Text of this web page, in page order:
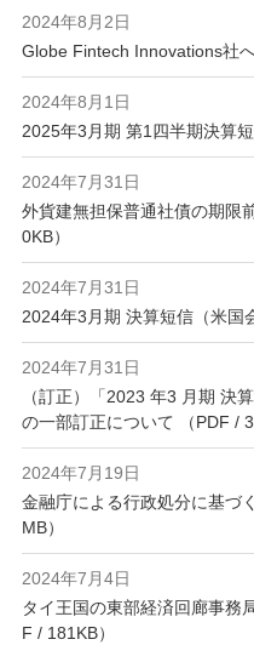
2024年8月2日
Globe Fintech Innovations社
2024年8月1日
2025年3月期 第1四半期決算
2024年7月31日
外貨建無担保普通社債の期限
0KB）
2024年7月31日
2024年3月期 決算短信（米国
2024年7月31日
（訂正）「2023 年3 月期 決
の一部訂正について （PDF /
2024年7月19日
金融庁による行政処分に基づ
MB）
2024年7月4日
タイ王国の東部経済回廊事務
F / 181KB）